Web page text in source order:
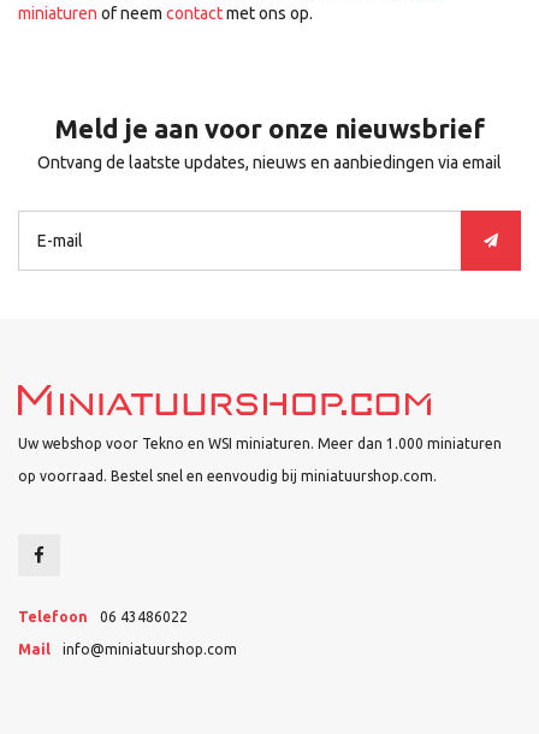
miniaturen of neem contactmet ons op.
Meld je aan voor onze nieuwsbrief
Ontvang de laatste updates, nieuws en aanbiedingen via email
Uw webshop voor Tekno en WSI miniaturen. Meer dan 1.000 miniaturen
op voorraad. Bestel snel en eenvoudig bij miniatuurshop.com.
Telefoon 06 43486022
Mail info@miniatuurshop.com